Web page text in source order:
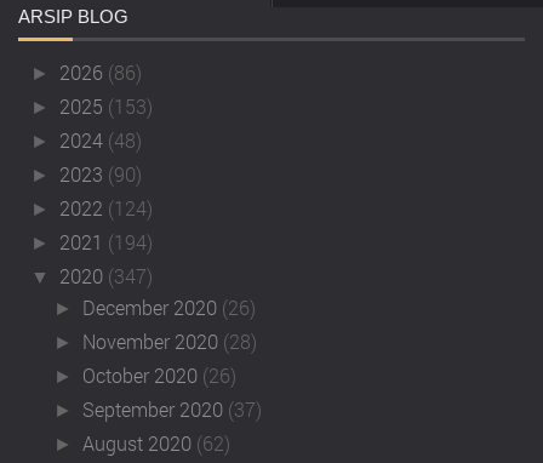
ARSIP BLOG
► 2026 (86)
► 2025 (153)
► 2024 (48)
► 2023 (90)
► 2022 (124)
► 2021 (194)
▼ 2020 (347)
► December 2020 (26)
► November 2020 (28)
► October 2020 (26)
► September 2020 (37)
►August 2020 (62)